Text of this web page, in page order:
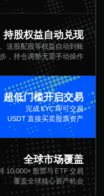
持股权益自动兑现
送股配股等权益自动到账
，持仓调整无需手动操作
超低门槛开启交易
完成 KYC 即可交易
USDT 直接买卖股票资产
全球市场覆盖
⁦10,000⁩+ 股票与 ETF 交易
覆盖全球核心资产机会